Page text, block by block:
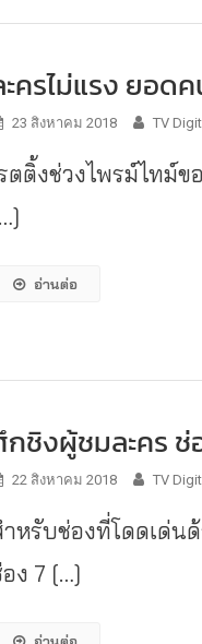
ครไม่แรง ยอด
23 สิงหาคม 2018 TV
ตติ้งช่วงไพรม์ไทม์
อ่านต่อ
ชิงผู้ชมละคร ช่
22 สิงหาคม 2018 TV
หรับช่องที่โดดเด่น
ง 7 […]
อ่านต่อ